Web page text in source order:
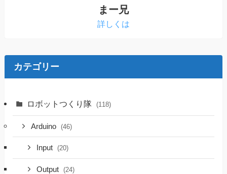
まー兄
詳しくは
カテゴリー
ロボットつくり隊 (118)
Arduino (46)
Input (20)
Output (24)